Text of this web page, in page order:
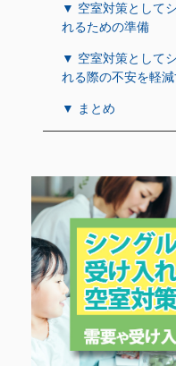
▼ 空室対策として
れるための準備
▼ 空室対策として
れる際の不安を軽
▼ まとめ